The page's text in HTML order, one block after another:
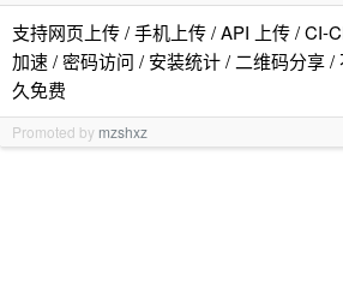
支持网页上传 / 手机上传 / API 上传 / CI-
加速 / 密码访问 / 安装统计 / 二维码分享 /
久免费
Promoted by mzshxz